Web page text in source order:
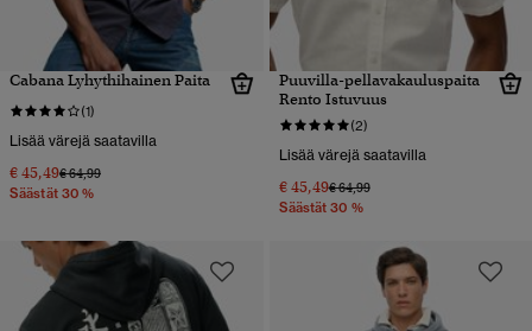
Cabana Lyhythihainen Paita
(1)
Lisää värejä saatavilla
€ 45,49Hinta alennettu hinnasta
€ 64,99hintaan
Säästät 30 %
Puuvilla-pellavakauluspaita
Rento Istuvuus
(2)
Lisää värejä saatavilla
€ 45,49Hinta alennettu hinnasta
€ 64,99hintaan
Säästät 30 %